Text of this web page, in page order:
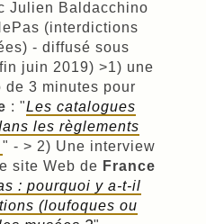
Julien Baldacchino
(interdictions
- diffusé sous
juin 2019) >1) une
de 3 minutes pour
: "Les catalogues
les règlements
" - > 2) Une interview
site Web de France
: pourquoi y a-t-il
(loufoques ou